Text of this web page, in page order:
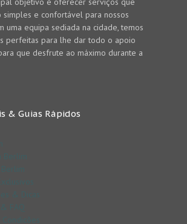
simples e confortável para nossos
uma equipa sediada na cidade, temos
perfeitas para lhe dar todo o apoio
que desfrute ao máximo durante a
& Guias Rápidos